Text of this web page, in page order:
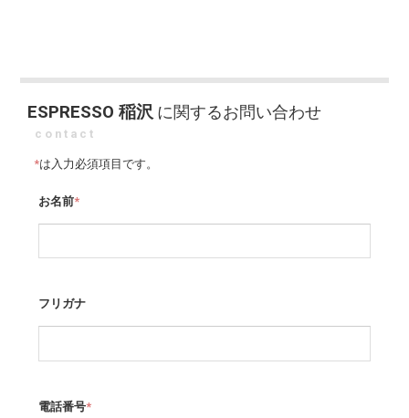
ESPRESSO 稲沢 に関するお問い合わせ
contact
*は入力必須項目です。
お名前*
フリガナ
電話番号*